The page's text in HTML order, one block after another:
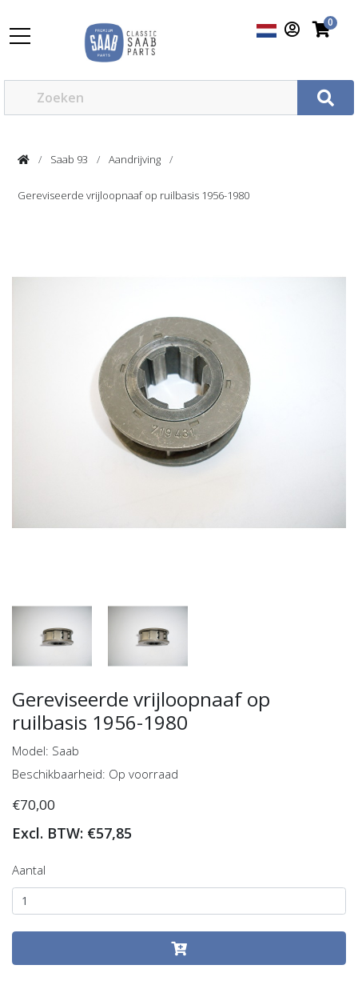
0
Saab 93 Aandrijving
Gereviseerde vrijloopnaaf op ruilbasis 1956-1980
Gereviseerde vrijloopnaaf op
ruilbasis 1956-1980
Model: Saab
Beschikbaarheid: Op voorraad
€70,00
Excl. BTW: €57,85
Aantal